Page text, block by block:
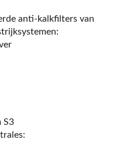
anti-kalkfilters van
S3